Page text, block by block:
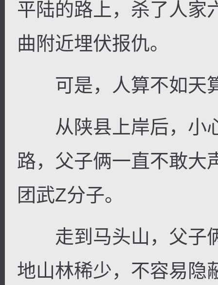
平陆的路上，杀了人家
曲附近埋伏报仇。
可是，人算不如天
从陕县上岸后，小
路，父子俩一直不敢大
团武Z分子。
走到马头山，父子
地山林稀少，不容易隐